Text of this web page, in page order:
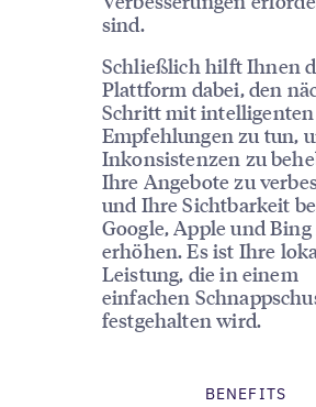
sind.
Schließlich hilft Ihnen
Plattform dabei, den
Schritt mit intelligenten
Empfehlungen zu tun,
Inkonsistenzen zu
Ihre Angebote zu
und Ihre Sichtbarkeit
Google, Apple und Bing
erhöhen. Es ist Ihre
Leistung, die in einem
einfachen
festgehalten wird.
BENEFITS